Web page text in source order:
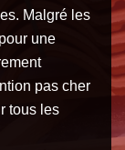
Malgré les
une
pas cher
tous les